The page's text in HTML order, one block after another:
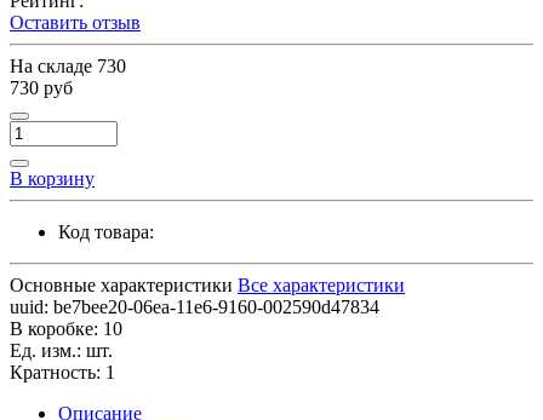
Оставить отзыв
На складе 730
730 руб
В корзину
Код товара:
Основные характеристики Все характеристики
uuid: be7bee20-06ea-11e6-9160-002590d47834
В коробке: 10
Ед. изм.: шт.
Кратность: 1
Описание